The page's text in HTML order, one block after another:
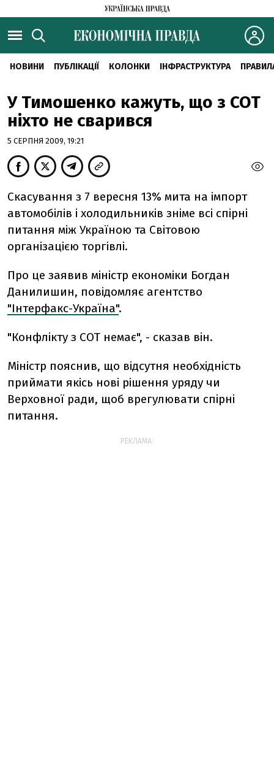
НОВИНИ ПУБЛІКАЦІЇ КОЛОНКИ ІНФРАСТРУКТУРА
У Тимошенко кажуть, що з СОТ
ніхто не сварився
5 СЕРПНЯ 2009, 19:21
Скасування з 7 вересня 13% мита на імпорт
автомобілів і холодильників зніме всі спірні
питання між Україною та Світовою
організацією торгівлі.
Про це заявив міністр економіки Богдан
Данилишин, повідомляє агентство
"Інтерфакс-Україна".
"Конфлікту з СОТ немає", - сказав він.
Міністр пояснив, що відсутня необхідність
приймати якісь нові рішення уряду чи
Верховної ради, щоб врегулювати спірні
питання.
РЕКЛАМА: